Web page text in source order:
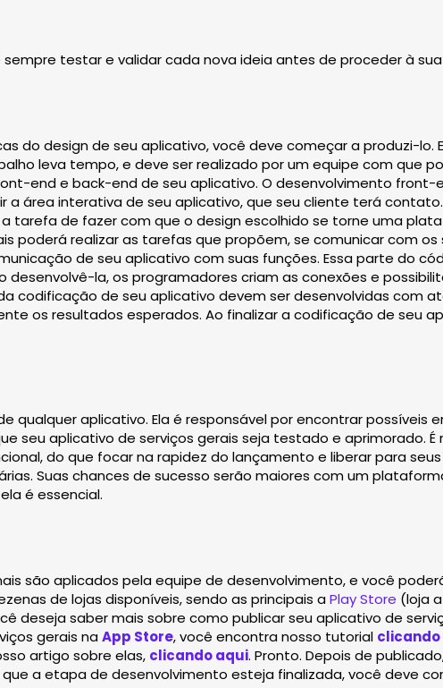
testar e validar cada nova ideia antes de proceder à
do design de seu aplicativo, você deve começar a produzi-
leva tempo, e deve ser realizado por um equipe com que
end e back-end de seu aplicativo. O desenvolvimento front-
a área interativa de seu aplicativo, que seu cliente terá
tarefa de fazer com que o design escolhido se torne uma
poderá realizar as tarefas que propõem, se comunicar com
de seu aplicativo com suas funções. Essa parte do
la, os programadores criam as conexões e
codificação de seu aplicativo devem ser desenvolvidas com
os resultados esperados. Ao finalizar a codificação de seu
aplicativo. Ela é responsável por encontrar possíveis
seu aplicativo de serviços gerais seja testado e aprimorado.
do que focar na rapidez do lançamento e liberar para
Suas chances de sucesso serão maiores com um
é essencial.
são aplicados pela equipe de desenvolvimento, e você
de lojas disponíveis, sendo as principais aPlay Store (loja
deseja saber mais sobre como publicar seu aplicativo de
gerais naApp Store, você encontra nosso tutorial
artigo sobre elas, clicando aqui. Pronto. Depois de
a etapa de desenvolvimento esteja finalizada, você deve